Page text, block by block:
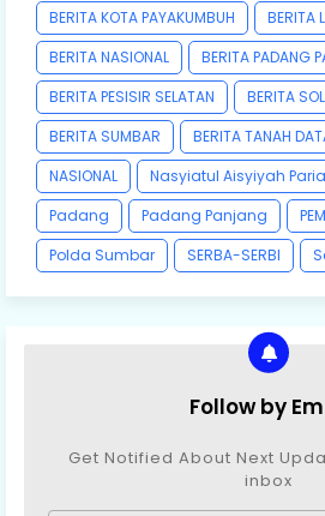
BERITA KOTA PAYAKUMBUH
BERITA
BERITA NASIONAL
BERITA PADANG
BERITA PESISIR SELATAN
BERITA
BERITA SUMBAR
BERITA TANAH
NASIONAL
Nasyiatul Aisyiyah
Padang
Padang Panjang
Polda Sumbar
SERBA-SERBI
Follow by
Get Notified About Next
inbox